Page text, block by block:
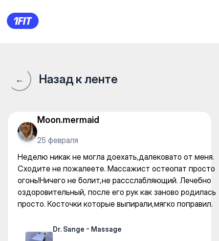
Dr. Sange - Massage — Neck
← Назад к ленте
Moon.mermaid
25 февраля
Неделю никак не могла доехать,далековато от меня.
Сходите не пожалеете. Массажист остеопат просто
огонь!Ничего не болит,не рассслабляющий. Лечебно
оздоровительный, после его рук как заново родилась
просто. Косточки которые выпирали,мягко поправил.
Dr. Sange - Massage